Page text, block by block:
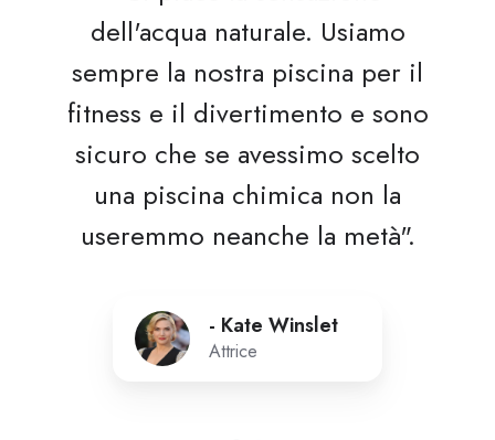
dell'acqua naturale. Usiamo
sempre la nostra piscina per il
fitness e il divertimento e sono
sicuro che se avessimo scelto
una piscina chimica non la
useremmo neanche la metà".
- Kate Winslet
Attrice